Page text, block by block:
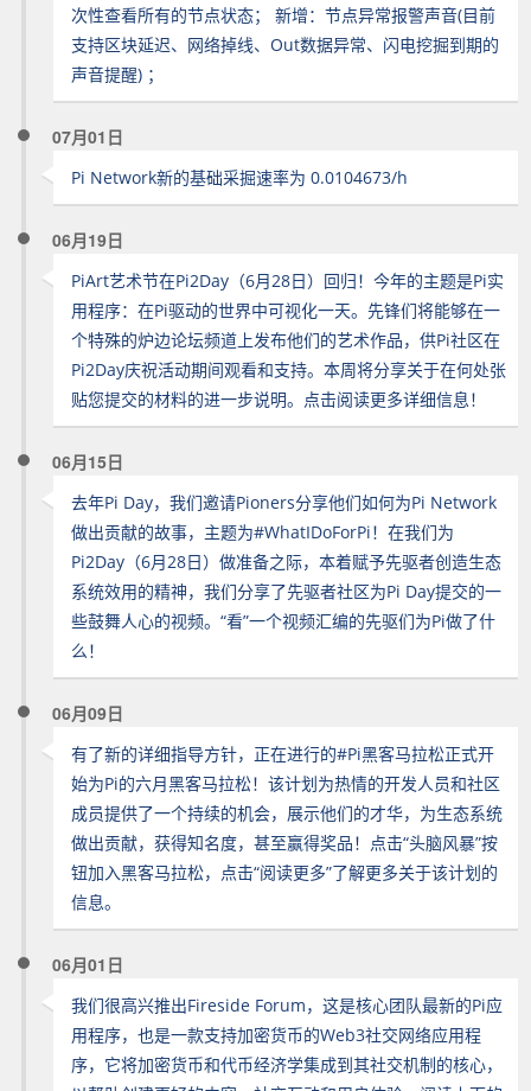
次性查看所有的节点状态； 新增：节点异常报警声音(目前
支持区块延迟、网络掉线、Out数据异常、闪电挖掘到期的
声音提醒) ；
07月01日
Pi Network新的基础采掘速率为 0.0104673/h
06月19日
PiArt艺术节在Pi2Day（6月28日）回归！今年的主题是Pi实
用程序：在Pi驱动的世界中可视化一天。先锋们将能够在一
个特殊的炉边论坛频道上发布他们的艺术作品，供Pi社区在
Pi2Day庆祝活动期间观看和支持。本周将分享关于在何处张
贴您提交的材料的进一步说明。点击阅读更多详细信息！
06月15日
去年Pi Day，我们邀请Pioners分享他们如何为Pi Network
做出贡献的故事，主题为#WhatIDoForPi！在我们为
Pi2Day（6月28日）做准备之际，本着赋予先驱者创造生态
系统效用的精神，我们分享了先驱者社区为Pi Day提交的一
些鼓舞人心的视频。“看”一个视频汇编的先驱们为Pi做了什
么！
06月09日
有了新的详细指导方针，正在进行的#Pi黑客马拉松正式开
始为Pi的六月黑客马拉松！该计划为热情的开发人员和社区
成员提供了一个持续的机会，展示他们的才华，为生态系统
做出贡献，获得知名度，甚至赢得奖品！点击“头脑风暴”按
钮加入黑客马拉松，点击“阅读更多”了解更多关于该计划的
信息。
06月01日
我们很高兴推出Fireside Forum，这是核心团队最新的Pi应
用程序，也是一款支持加密货币的Web3社交网络应用程
序，它将加密货币和代币经济学集成到其社交机制的核心，